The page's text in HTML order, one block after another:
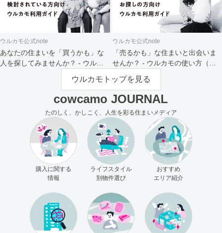
ウルカモ公式note
あなたの住まいを「買うかも」な
人を探してみませんか？ - ウルカ
ウルカモ公式note
「売るかも」な住まいと出会いま
せんか？ - ウルカモの使い方（買
主さま向け）
ウルカモトップを見る
cowcamo JOURNAL
たのしく、かしこく、人生を彩る住まいメディア
購入に関する
情報
ライフスタイル
別物件選び
おすすめ
エリア紹介